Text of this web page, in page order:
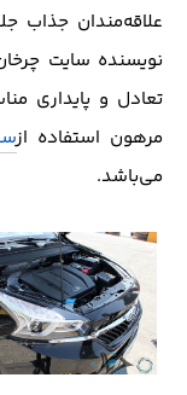
علاقه‌مندان جذاب
نویسنده سایت
تعادل و پایداری
مرهون استفاده از
می‌باشد.